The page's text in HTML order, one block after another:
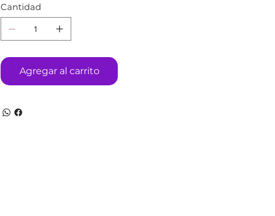
Cantidad
Agregar al carrito